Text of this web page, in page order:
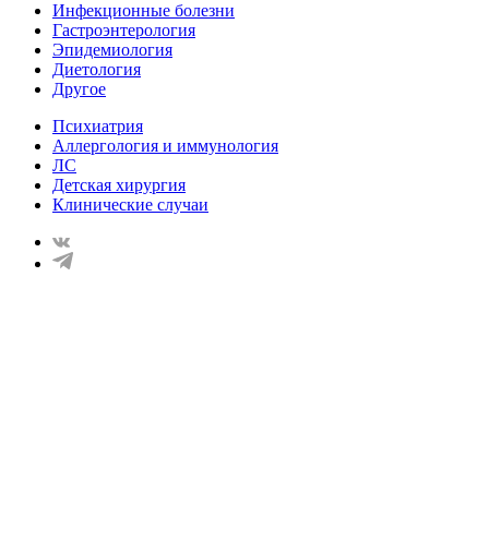
Инфекционные болезни
Гастроэнтерология
Эпидемиология
Диетология
Другое
Психиатрия
Аллергология и иммунология
ЛС
Детская хирургия
Клинические случаи